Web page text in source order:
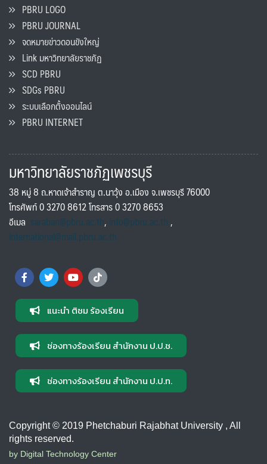
PBRU LOGO
PBRU JOURNAL
จดหมายข่าวดอนขังใหญ่
Link มหาวิทยาลัยราชภัฏ
SCD PBRU
SDGs PBRU
ระบบเลือกตั้งออนไลน์
PBRU INTERNET
มหาวิทยาลัยราชภัฏเพชรบุรี
38 หมู่ 8 ถ.หาดเจ้าสำราญ ต.นาวุ้ง อ.เมือง จ.เพชรบุรี 76000
โทรศัพท์ 0 3270 8612 โทรสาร 0 3270 8653
อีเมล saraban@pbru.ac.th, info@pbru.ac.th,
international@mail.pbru.ac.th
แนะนำ ติชม ร้องเรียน
ช่องทางร้องเรียน สำนักงาน ป.ป.ช.
ช่องทางร้องเรียน สำนักงาน ป.ป.ท.
Copyright © 2019 Phetchaburi Rajabhat University , All
rights reserved.
by Digital Technology Center